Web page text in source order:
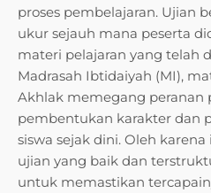
proses pembelajaran. Ujian
ukur sejauh mana peserta
materi pelajaran yang telah
Madrasah Ibtidaiyah (MI),
Akhlak memegang peranan
pembentukan karakter dan
siswa sejak dini. Oleh
ujian yang baik dan
untuk memastikan